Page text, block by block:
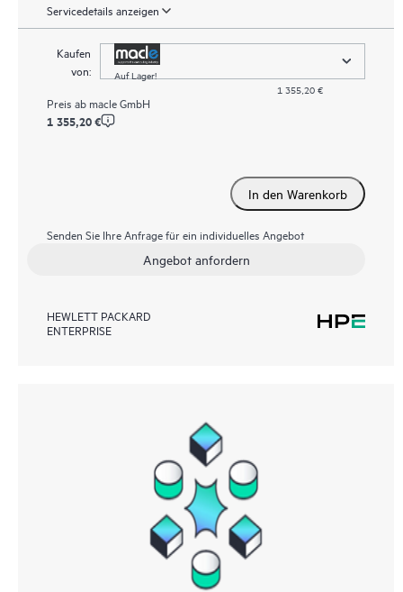
Servicedetails anzeigen
Kaufen
von:
Auf Lager!
1 355,20 €
Preis ab macle GmbH
1 355,20 €
In den Warenkorb
Senden Sie Ihre Anfrage für ein individuelles Angebot
Angebot anfordern
HEWLETT PACKARD
ENTERPRISE